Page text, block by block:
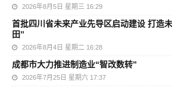
2026年8月5日 星期三 16:29
首批四川省未来产业先导区启动建设 打造
田”
2026年8月4日 星期二 16:28
成都市大力推进制造业“智改数转”
2026年7月25日 星期六 17:37